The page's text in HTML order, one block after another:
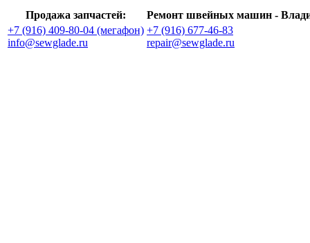
Продажа запчастей:
Ремонт швейных машин -
+7 (916) 409-80-04 (мегафон)
info@sewglade.ru
+7 (916) 677-46-83
repair@sewglade.ru